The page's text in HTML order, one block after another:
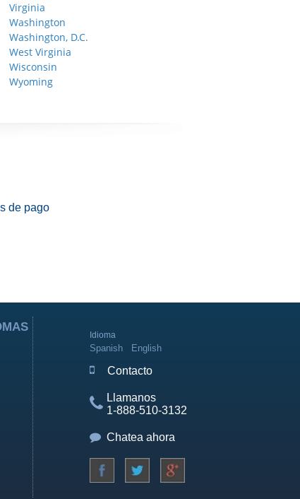
Virginia
Washington
Washington, D.C.
West Virginia
Wisconsin
Wyoming
de pago
Idioma
Spanish English
Contacto
Llamanos
1-888-510-3132
Chatea ahora